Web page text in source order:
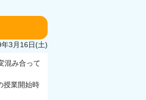
年3月16日(土)
混み合って
授業開始時